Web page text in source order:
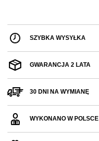
SZYBKA WYSYŁKA
GWARANCJA 2 LATA
30 DNI NA WYMIANĘ
WYKONANO W POLSCE